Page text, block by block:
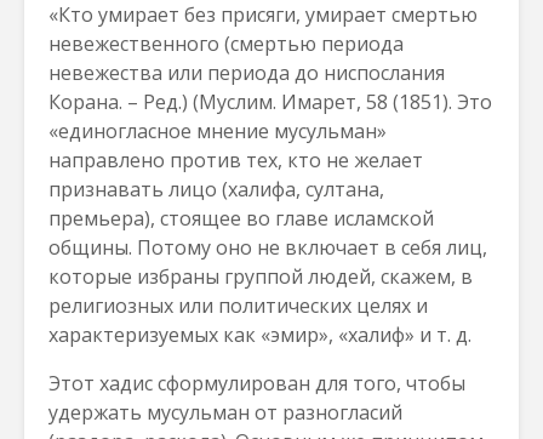
«Кто умирает без присяги, умирает смертью
невежественного (смертью периода
невежества или периода до ниспослания
Корана. – Ред.) (Муслим. Имарет, 58 (1851). Это
«единогласное мнение мусульман»
направлено против тех, кто не желает
признавать лицо (халифа, султана,
премьера), стоящее во главе исламской
общины. Потому оно не включает в себя лиц,
которые избраны группой людей, скажем, в
религиозных или политических целях и
характеризуемых как «эмир», «халиф» и т. д.
Этот хадис сформулирован для того, чтобы
удержать мусульман от разногласий